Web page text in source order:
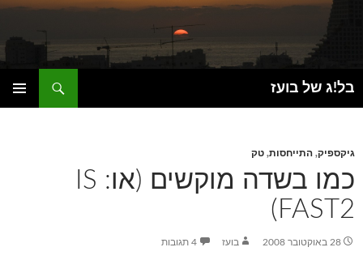
בל!ג של בועז
חיפוש
גיקספיק, התייחסות, טק
כמו בשדה מוקשים (או: IS
FAST2)
28 באוקטובר 2008 בועז 4 תגובות